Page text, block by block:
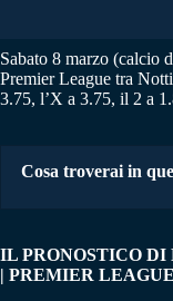
Sabato 8 marzo (calcio
Premier League tra
3.75, l’X a 3.75, il 2 a
Cosa troverai in
IL PRONOSTICO
| PREMIER LEAGUE